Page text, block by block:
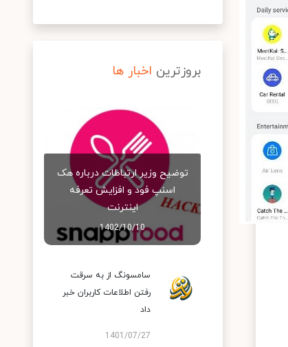
بروزترین اخبار ها
توضیح وزیر ارتباطات درباره هک
اسنپ‌ فود و افزایش تعرفه
اینترنت
1402/10/10
سامسونگ از به سرقت
رفتن اطلاعات کاربران خبر
داد
1401/07/27